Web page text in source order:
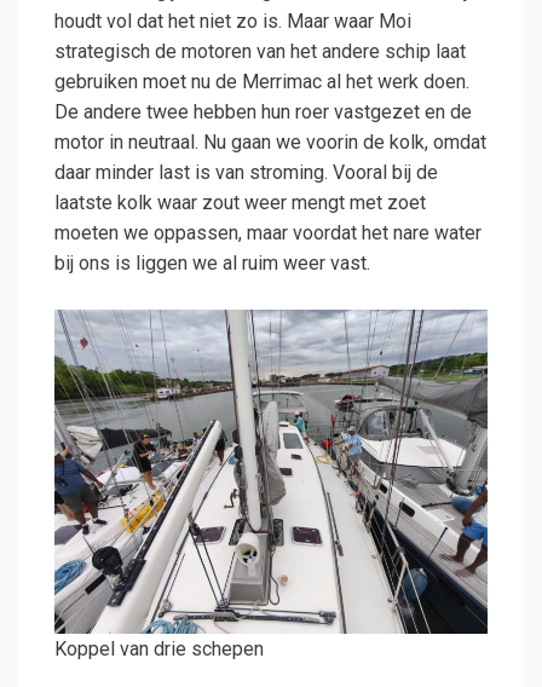
houdt vol dat het niet zo is. Maar waar Moi
strategisch de motoren van het andere schip laat
gebruiken moet nu de Merrimac al het werk doen.
De andere twee hebben hun roer vastgezet en de
motor in neutraal. Nu gaan we voorin de kolk, omdat
daar minder last is van stroming. Vooral bij de
laatste kolk waar zout weer mengt met zoet
moeten we oppassen, maar voordat het nare water
bij ons is liggen we al ruim weer vast.
Koppel van drie schepen